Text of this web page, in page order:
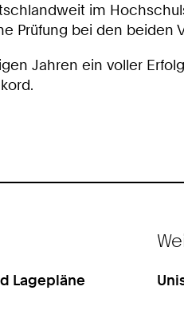
im
Prüfung bei den beiden
Jahren ein voller
Lagepläne